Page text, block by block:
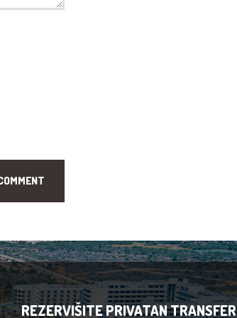
REZERVIŠITE PRIVATAN TRANSFER